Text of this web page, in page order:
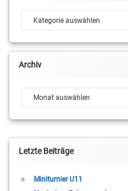
Kategorien
Archiv
Archiv
Letzte Beiträge
Miniturnier U11